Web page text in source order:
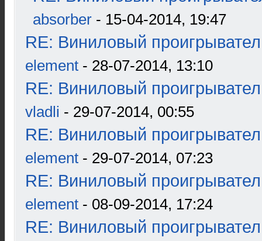
absorber - 15-04-2014, 19:47
RE: Виниловый
element - 28-07-2014, 13:10
RE: Виниловый
vladli - 29-07-2014, 00:55
RE: Виниловый
element - 29-07-2014, 07:23
RE: Виниловый
element - 08-09-2014, 17:24
RE: Виниловый